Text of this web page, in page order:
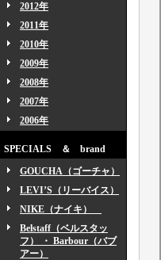
2012年
2011年
2010年
2009年
2008年
2007年
2006年
SPECIALS ＆ brand
GOUCHA（ゴーチャ）
LEVI’S（リーバイス）
NIKE（ナイキ）
Belstaff（ベルスタッ
フ） ・ Barbour（バブ
アー）